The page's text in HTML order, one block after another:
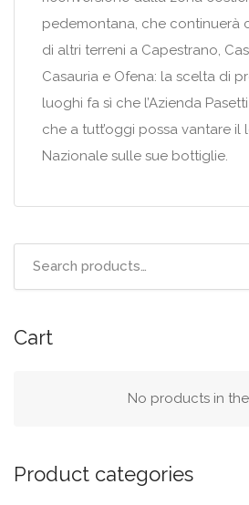
pedemontana, che continuerà
di altri terreni a Capestrano,
Casauria e Ofena: la scelta di
luoghi fa sì che l’Azienda
che a tutt’oggi possa vantare il
Nazionale sulle sue bottiglie.
Cart
No products in
Product categories